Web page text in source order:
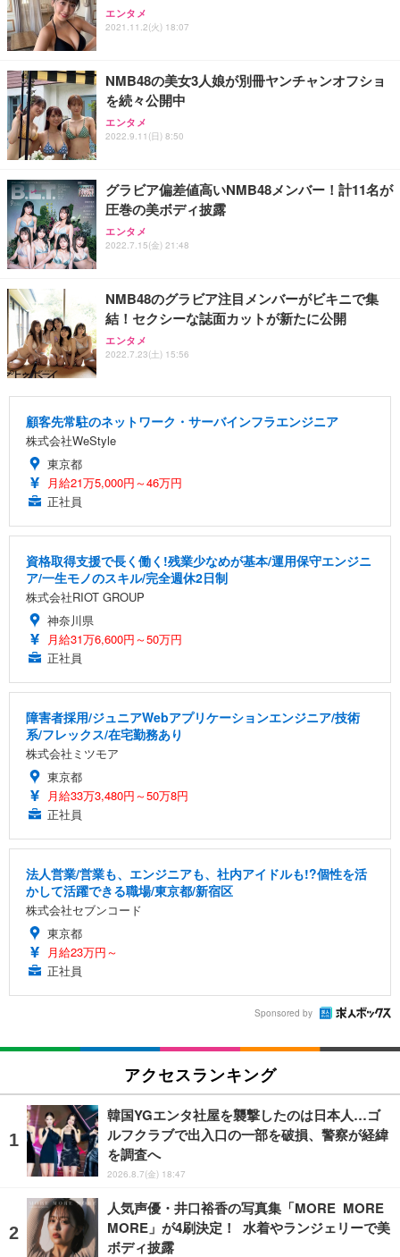
エンタメ
2021.11.2(火) 18:07
NMB48の美女3人娘が別冊ヤンチャンオフショ
を続々公開中
エンタメ
2022.9.11(日) 8:50
グラビア偏差値高いNMB48メンバー！計11名が
圧巻の美ボディ披露
エンタメ
2022.7.15(金) 21:48
NMB48のグラビア注目メンバーがビキニで集
結！セクシーな誌面カットが新たに公開
エンタメ
2022.7.23(土) 15:56
顧客先常駐のネットワーク・サーバインフラエンジニア
株式会社WeStyle
東京都
月給21万5,000円～46万円
正社員
資格取得支援で長く働く!残業少なめが基本/運用保守エンジニ
ア/一生モノのスキル/完全週休2日制
株式会社RIOT GROUP
神奈川県
月給31万6,600円～50万円
正社員
障害者採用/ジュニアWebアプリケーションエンジニア/技術
系/フレックス/在宅勤務あり
株式会社ミツモア
東京都
月給33万3,480円～50万8円
正社員
法人営業/営業も、エンジニアも、社内アイドルも!?個性を活
かして活躍できる職場/東京都/新宿区
株式会社セブンコード
東京都
月給23万円～
正社員
Sponsored by
アクセスランキング
韓国YGエンタ社屋を襲撃したのは日本人…ゴ
ルフクラブで出入口の一部を破損、警察が経緯
を調査へ
2026.8.7(金) 18:47
人気声優・井口裕香の写真集「MORE MORE
MORE」が4刷決定！ 水着やランジェリーで美
ボディ披露